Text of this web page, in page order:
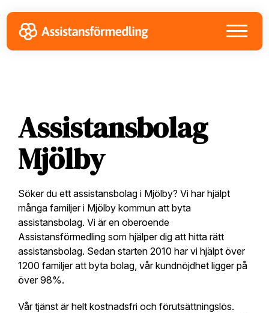
to
primary
navigation
to
main
content
to
footer
Assistansbolag
Mjölby
Söker du ett assistansbolag i Mjölby? Vi har hjälpt
många familjer i Mjölby kommun att byta
assistansbolag. Vi är en oberoende
Assistansförmedling som hjälper dig att hitta rätt
assistansbolag. Sedan starten 2010 har vi hjälpt över
1200 familjer att byta bolag, vår kundnöjdhet ligger på
över 98%.
Vår tjänst är helt kostnadsfri och förutsättningslös.